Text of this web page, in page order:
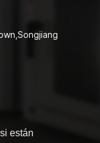
están